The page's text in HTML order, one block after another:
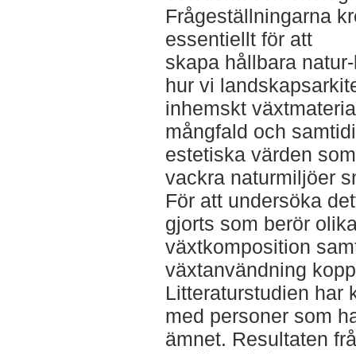
Frågeställningarna
essentiellt för att
skapa hållbara
hur vi
inhemskt
mångfald och
estetiska värden
vackra naturmiljöer
För att undersöka
gjorts som berör
växtkomposition
växtanvändning
Litteraturstudien har
med personer som
ämnet. Resultaten